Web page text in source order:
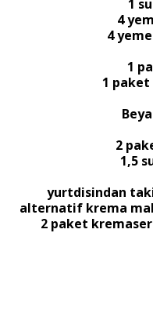
1
4
4
1
1
2
1,5
yurtdisindan
alternatif krema
2 paket